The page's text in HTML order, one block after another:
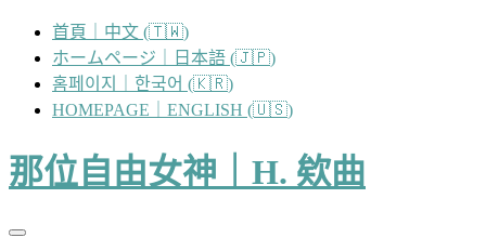
容
首頁｜中文 (🇹🇼)
ホームページ｜日本語 (🇯🇵)
홈페이지｜한국어 (🇰🇷)
HOMEPAGE｜ENGLISH (🇺🇸)
那位自由女神｜H. 欸曲